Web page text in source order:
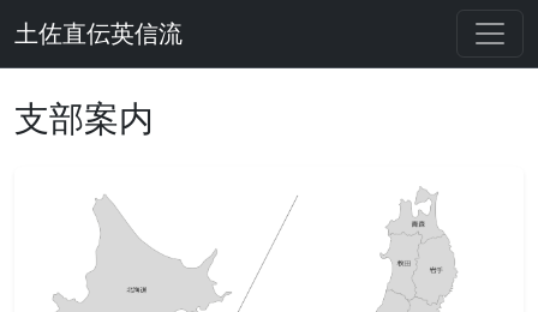
土佐直伝英信流
支部案内